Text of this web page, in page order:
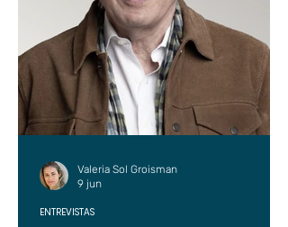
ENTREVISTAS
Valeria Sol Groisman
9 jun